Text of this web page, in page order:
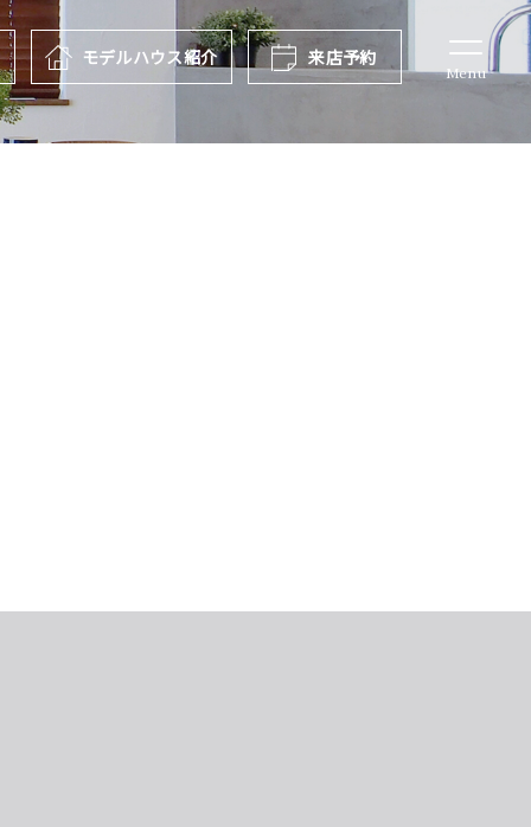
モデルハウス紹介 来店予約
Menu